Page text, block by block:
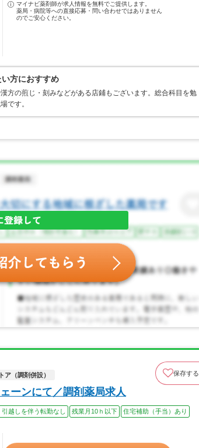
マイナビ薬剤師が求人情報を無料でご提供します。
薬局・病院等への直接応募・問い合わせではありません
のでご安心ください。
方におすすめ
方の煎じ・刻みなどがある店鋪もございます。総合科目を勉
です。
ア（調剤併設） 保存する
ーンにて／調剤薬局求人
引越しを伴う転勤なし 残業月10ｈ以下
住宅補助（手当）あり